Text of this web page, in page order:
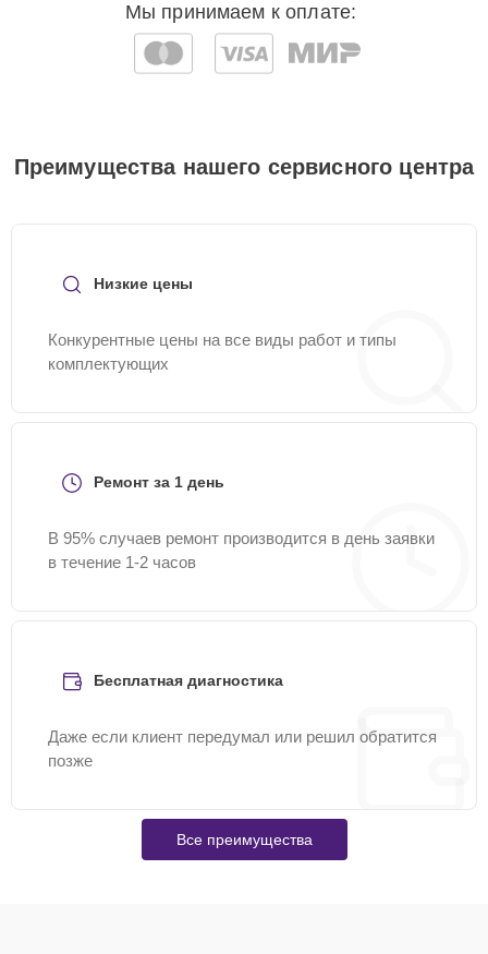
Мы принимаем к оплате:
Преимущества нашего сервисного центра
Низкие цены
Конкурентные цены на все виды работ и типы
комплектующих
Ремонт за 1 день
В 95% случаев ремонт производится в день заявки
в течение 1-2 часов
Бесплатная диагностика
Даже если клиент передумал или решил обратится
позже
Все преимущества